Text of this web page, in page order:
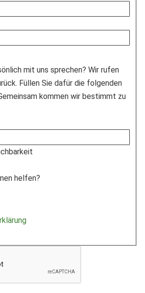
mit uns sprechen? Wir rufen
Füllen Sie dafür die folgenden
kommen wir bestimmt zu
helfen?